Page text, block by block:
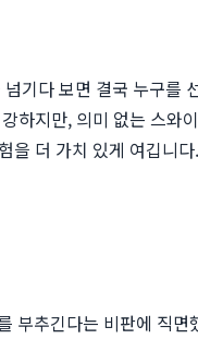
기다 보면 결국 누구를
하지만, 의미 없는 스와
더 가치 있게 여깁니
부추긴다는 비판에 직면